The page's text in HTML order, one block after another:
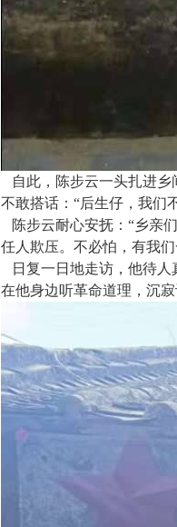
自此，陈步云一头扎进乡
不敢搭话： “后生仔，我们
陈步云耐心安抚： “乡亲
任人欺压。不必怕，有我
日复一日 地走访，他待人
在他身边听革命道理，沉